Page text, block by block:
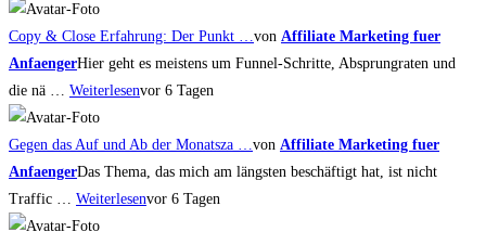
Copy & Close Erfahrung: Der Punkt …von Affiliate Marketing fuer
AnfaengerHier geht es meistens um Funnel-Schritte, Absprungraten und
die nä … Weiterlesenvor 6 Tagen
Gegen das Auf und Ab der Monatsza …von Affiliate Marketing fuer
AnfaengerDas Thema, das mich am längsten beschäftigt hat, ist nicht
Traffic … Weiterlesenvor 6 Tagen